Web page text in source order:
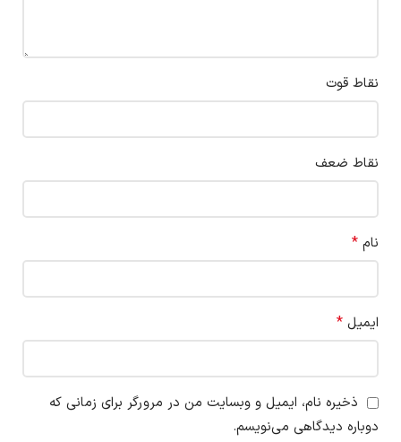
نقاط قوت
نقاط ضعف
نام *
ایمیل *
ذخیره نام، ایمیل و وبسایت من در مرورگر برای زمانی که
دوباره دیدگاهی می‌نویسم.